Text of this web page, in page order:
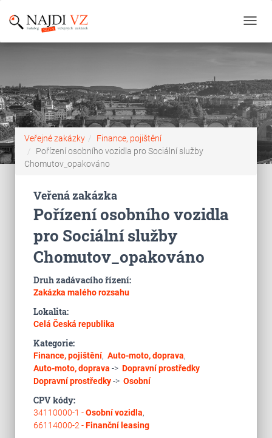
Veřejné zakázky
Finance, pojištění
Pořízení osobního vozidla pro Sociální služby
Chomutov_opakováno
Veřená zakázka
Pořízení osobního vozidla
pro Sociální služby
Chomutov_opakováno
Druh zadávacího řízení:
Zakázka malého rozsahu
Lokalita:
Celá Česká republika
Kategorie:
Finance, pojištění, Auto-moto, doprava,
Auto-moto, doprava -> Dopravní prostředky
Dopravní prostředky-> Osobní
CPV kódy:
34110000-1 -Osobní vozidla,
66114000-2 -Finanční leasing